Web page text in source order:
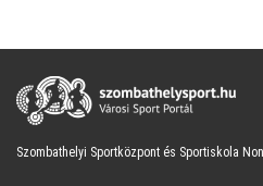
Szombathelyi Sportközpont és Sportiskola